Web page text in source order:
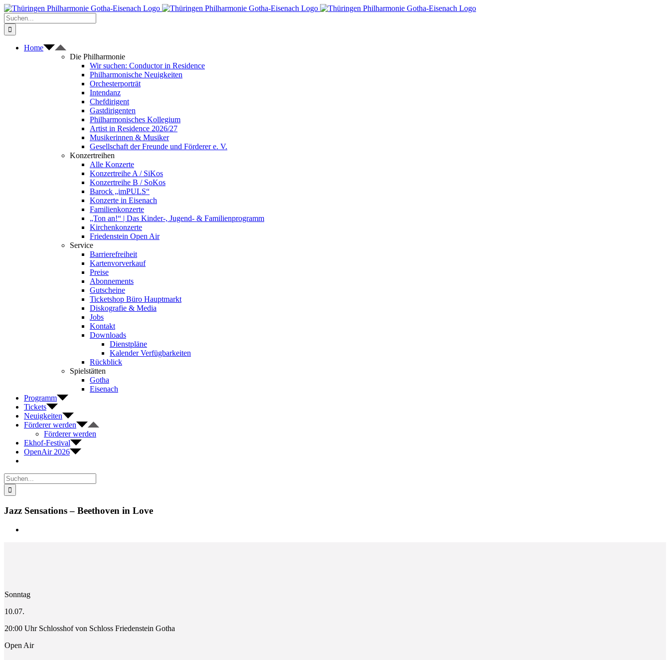
Zum
Inhalt
springen
Suche
nach:
Home
Die Philharmonie
Wir suchen: Conductor in Residence
Philharmonische Neuigkeiten
Orchesterporträt
Intendanz
Chefdirigent
Gastdirigenten
Philharmonisches Kollegium
Artist in Residence 2026/27
Musikerinnen & Musiker
Gesellschaft der Freunde und Förderer e. V.
Konzertreihen
Alle Konzerte
Konzertreihe A / SiKos
Konzertreihe B / SoKos
Barock „imPULS“
Konzerte in Eisenach
Familienkonzerte
„Ton an!“ | Das Kinder-, Jugend- & Familienprogramm
Kirchenkonzerte
Friedenstein Open Air
Service
Barrierefreiheit
Kartenvorverkauf
Preise
Abonnements
Gutscheine
Ticketshop Büro Hauptmarkt
Diskografie & Media
Jobs
Kontakt
Downloads
Dienstpläne
Kalender Verfügbarkeiten
Rückblick
Spielstätten
Gotha
Eisenach
Programm
Tickets
Neuigkeiten
Förderer werden
Förderer werden
Ekhof-Festival
OpenAir 2026
Suche
nach:
Jazz Sensations – Beethoven in Love
Sonntag
10.07.
20:00 Uhr Schlosshof von Schloss Friedenstein Gotha
Open Air